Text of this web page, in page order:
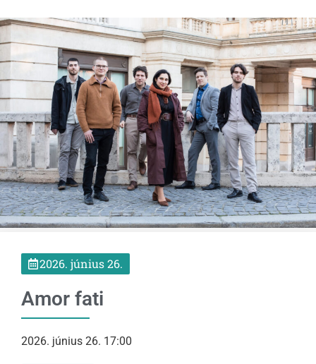
2026. június 26.
Amor fati
2026. június 26. 17:00